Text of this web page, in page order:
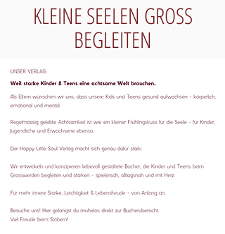
KLEINE SEELEN GROSS
BEGLEITEN